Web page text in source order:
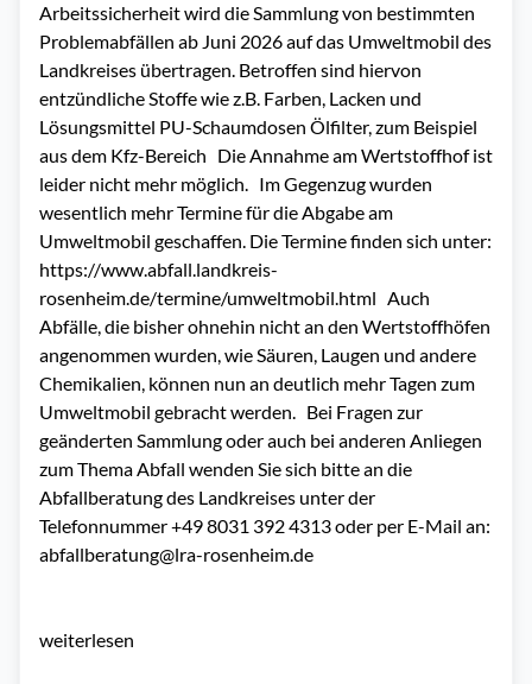
Arbeitssicherheit wird die Sammlung von bestimmten
Problemabfällen ab Juni 2026 auf das Umweltmobil des
Landkreises übertragen. Betroffen sind hiervon
entzündliche Stoffe wie z.B. Farben, Lacken und
Lösungsmittel PU-Schaumdosen Ölfilter, zum Beispiel
aus dem Kfz-Bereich Die Annahme am Wertstoffhof ist
leider nicht mehr möglich. Im Gegenzug wurden
wesentlich mehr Termine für die Abgabe am
Umweltmobil geschaffen. Die Termine finden sich unter:
https://www.abfall.landkreis-
rosenheim.de/termine/umweltmobil.html Auch
Abfälle, die bisher ohnehin nicht an den Wertstoffhöfen
angenommen wurden, wie Säuren, Laugen und andere
Chemikalien, können nun an deutlich mehr Tagen zum
Umweltmobil gebracht werden. Bei Fragen zur
geänderten Sammlung oder auch bei anderen Anliegen
zum Thema Abfall wenden Sie sich bitte an die
Abfallberatung des Landkreises unter der
Telefonnummer +49 8031 392 4313 oder per E-Mail an:
abfallberatung@lra-rosenheim.de
weiterlesen